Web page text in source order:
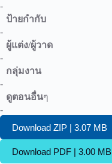
-
ป้ายกำกับ
-
ผู้แต่ง/ผู้วาด
-
กลุ่มงาน
-
ดูตอนอื่นๆ
-
Download ZIP | 3.07 MB
Download PDF | 3.00 MB